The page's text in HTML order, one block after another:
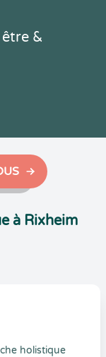
&
à Rixheim
holistique